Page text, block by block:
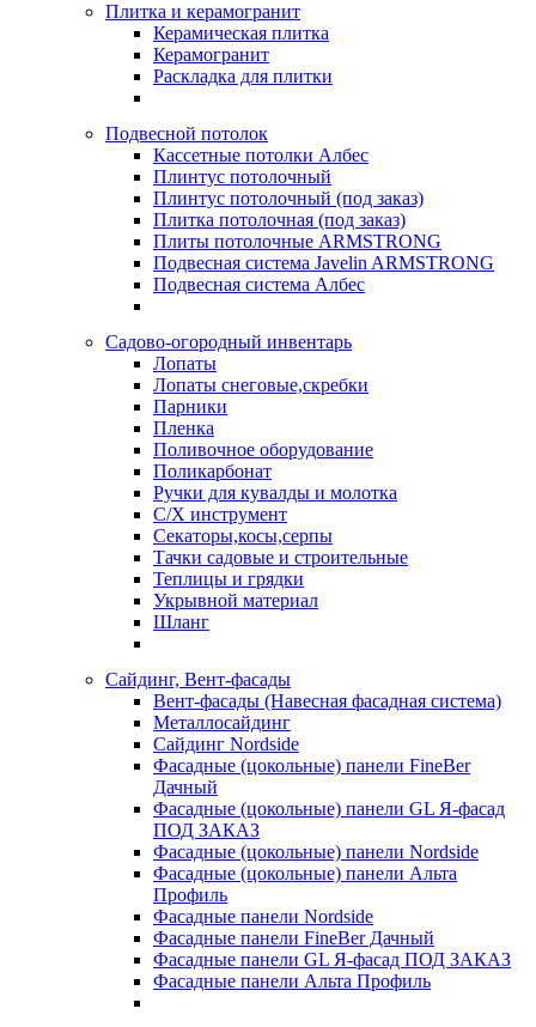
Плитка и керамогранит
Керамическая плитка
Керамогранит
Раскладка для плитки
Подвесной потолок
Кассетные потолки Албес
Плинтус потолочный
Плинтус потолочный (под заказ)
Плитка потолочная (под заказ)
Плиты потолочные ARMSTRONG
Подвесная система Javelin ARMSTRONG
Подвесная система Албес
Садово-огородный инвентарь
Лопаты
Лопаты снеговые,скребки
Парники
Пленка
Поливочное оборудование
Поликарбонат
Ручки для кувалды и молотка
С/Х инструмент
Секаторы,косы,серпы
Тачки садовые и строительные
Теплицы и грядки
Укрывной материал
Шланг
Сайдинг, Вент-фасады
Вент-фасады (Навесная фасадная система)
Металлосайдинг
Сайдинг Nordside
Фасадные (цокольные) панели FineBer
Дачный
Фасадные (цокольные) панели GL Я-фасад
ПОД ЗАКАЗ
Фасадные (цокольные) панели Nordside
Фасадные (цокольные) панели Альта
Профиль
Фасадные панели Nordside
Фасадные панели FineBer Дачный
Фасадные панели GL Я-фасад ПОД ЗАКАЗ
Фасадные панели Альта Профиль